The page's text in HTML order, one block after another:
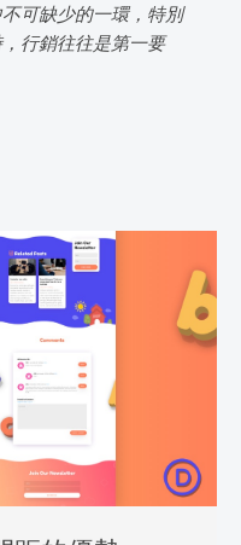
可缺少的一環，特別
行銷往往是第一要